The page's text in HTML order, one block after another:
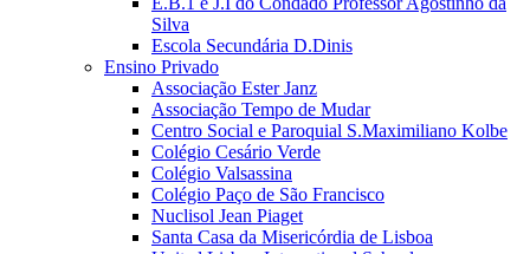
Silva
Escola Secundária D.Dinis
Ensino Privado
Associação Ester Janz
Associação Tempo de Mudar
Centro Social e Paroquial S.Maximiliano Kolbe
Colégio Cesário Verde
Colégio Valsassina
Colégio Paço de São Francisco
Nuclisol Jean Piaget
Santa Casa da Misericórdia de Lisboa